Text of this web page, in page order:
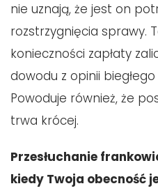
nie uznają, że jest on
rozstrzygnięcia sprawy.
konieczności zapłaty
dowodu z opinii
Powoduje również, że
trwa krócej.
Przesłuchanie
kiedy Twoja obecność